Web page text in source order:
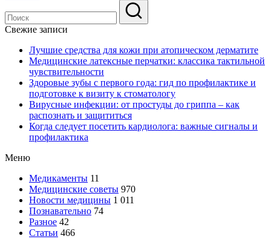
Свежие записи
Лучшие средства для кожи при атопическом дерматите
Медицинские латексные перчатки: классика тактильной
чувствительности
Здоровые зубы с первого года: гид по профилактике и
подготовке к визиту к стоматологу
Вирусные инфекции: от простуды до гриппа – как
распознать и защититься
Когда следует посетить кардиолога: важные сигналы и
профилактика
Меню
Медикаменты 11
Медицинские советы 970
Новости медицины 1 011
Познавательно 74
Разное 42
Статьи 466